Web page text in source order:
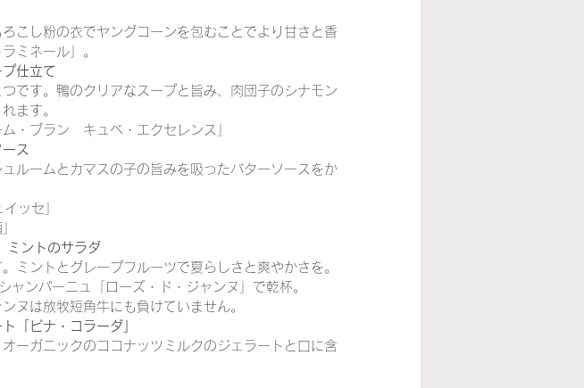
こし粉の衣でヤングコーンを包むことでより甘さと香
ミネール」。
仕立て
です。鴨のクリアなスープと旨み、肉団子のシナモン
ます。
・ブラン　キュベ・エクセレンス」
ス
ルームとカマスの子の旨みを吸ったバターソースをか
ッセ」
ミントのサラダ
ミントとグレープフルーツで夏らしさと爽やかさを。
ンパーニュ「ローズ・ド・ジャンヌ」で乾杯。
ヌは放牧短角牛にも負けていません。
「ピナ・コラーダ」
ーガニックのココナッツミルクのジェラートと口に含